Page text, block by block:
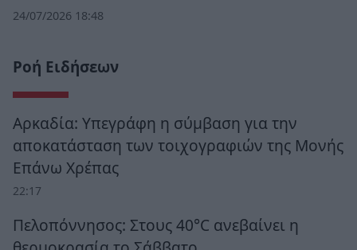
24/07/2026 18:48
Ροή Ειδήσεων
Αρκαδία: Υπεγράφη η σύμβαση για την
αποκατάσταση των τοιχογραφιών της Μονής
Επάνω Χρέπας
22:17
Πελοπόννησος: Στους 40°C ανεβαίνει η